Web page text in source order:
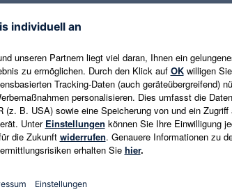
Trends,
jederzeit in
E-Mail-Adresse eingeben
Es gelten die Datenschutzrichtlinien